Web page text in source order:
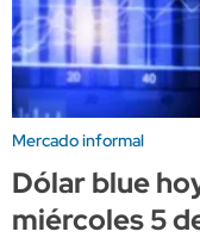
Mercado informal
Dólar blue
miércoles 5